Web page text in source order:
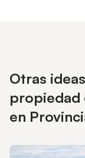
Otras
propiedad
en